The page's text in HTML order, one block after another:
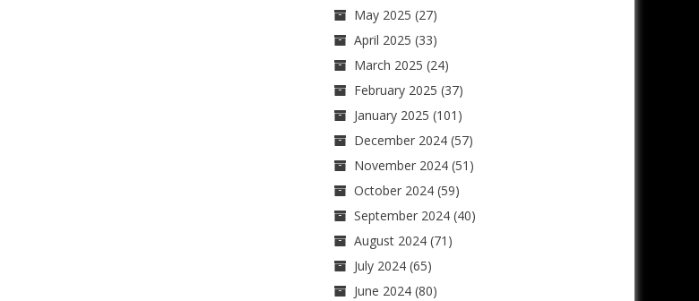
May 2025 (27)
April 2025 (33)
March 2025 (24)
February 2025 (37)
January 2025 (101)
December 2024(57)
November 2024(51)
October 2024(59)
September 2024(40)
August 2024(71)
July 2024(65)
June 2024(80)